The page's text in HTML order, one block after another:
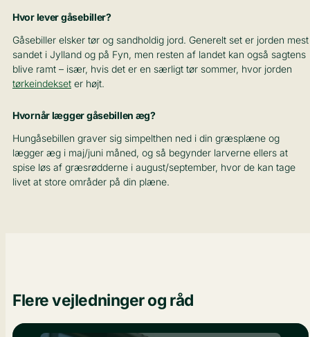
Hvor lever gåsebiller?
Gåsebiller elsker tør og sandholdig jord. Generelt set er jorden mest
sandet i Jylland og på Fyn, men resten af landet kan også sagtens
blive ramt – især, hvis det er en særligt tør sommer, hvor jorden
tørkeindekset er højt.
Hvornår lægger gåsebillen æg?
Hungåsebillen graver sig simpelthen ned i din græsplæne og
lægger æg i maj/juni måned, og så begynder larverne ellers at
spise løs af græsrødderne i august/september, hvor de kan tage
livet at store områder på din plæne.
Flere vejledninger og råd